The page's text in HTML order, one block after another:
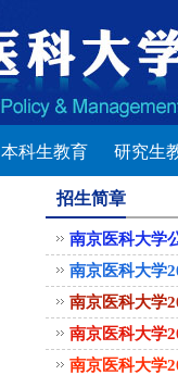
本科生教育 研究生
招生简章
南京医科大学
南京医科大学
南京医科大学
南京医科大学
南京医科大学